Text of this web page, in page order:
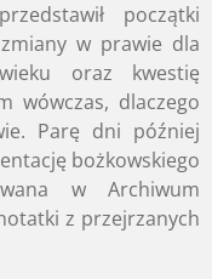
początki
w prawie dla
oraz kwestię
wówczas, dlaczego
Parę dni później
bożkowskiego
w Archiwum
z przejrzanych